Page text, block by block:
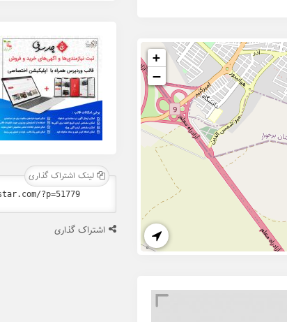
+
−
لینک اشتراک گذاری
اشتراک گذاری